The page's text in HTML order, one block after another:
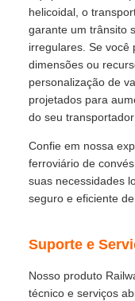
helicoidal, o
garante um trânsito
irregulares. Se você
dimensões ou
personalização de
projetados para
do seu
Confie em nossa
ferroviário de
suas necessidades
seguro e eficiente
Suporte e
Nosso produto
técnico e serviços